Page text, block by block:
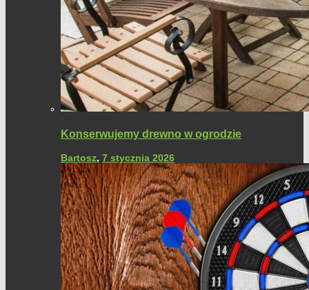
Konserwujemy drewno w ogrodzie
Bartosz, 7 stycznia 2026